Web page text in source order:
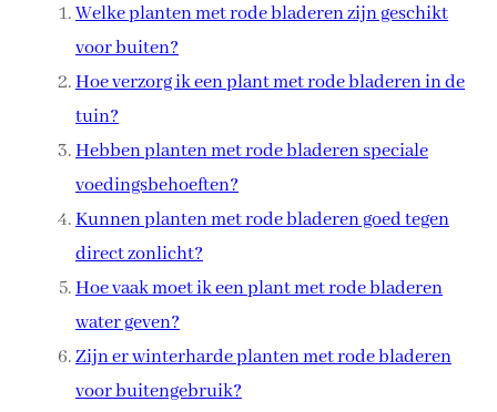
Welke planten met rode bladeren zijn geschikt
voor buiten?
Hoe verzorg ik een plant met rode bladeren in de
tuin?
Hebben planten met rode bladeren speciale
voedingsbehoeften?
Kunnen planten met rode bladeren goed tegen
direct zonlicht?
Hoe vaak moet ik een plant met rode bladeren
water geven?
Zijn er winterharde planten met rode bladeren
voor buitengebruik?